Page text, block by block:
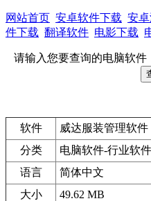
网站首页 安卓软件下载 安
件下载 翻译软件 电影下载
请输入您要查询的电脑软件
软件
威达服装管理软件
分类
电脑软件-行业软
语言
简体中文
大小
49.62 MB